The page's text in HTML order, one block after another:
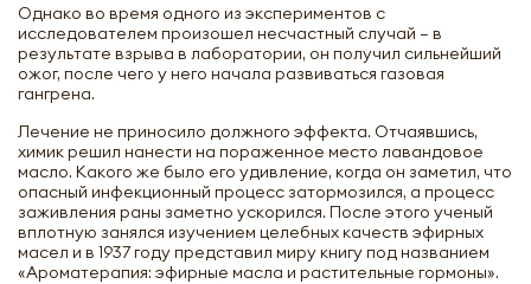
Однако во время одного из экспериментов с
исследователем произошел несчастный случай – в
результате взрыва в лаборатории, он получил сильнейший
ожог, после чего у него начала развиваться газовая
гангрена.
Лечение не приносило должного эффекта. Отчаявшись,
химик решил нанести на пораженное место лавандовое
масло. Какого же было его удивление, когда он заметил, что
опасный инфекционный процесс затормозился, а процесс
заживления раны заметно ускорился. После этого ученый
вплотную занялся изучением целебных качеств эфирных
масел и в 1937 году представил миру книгу под названием
«Ароматерапия: эфирные масла и растительные гормоны».